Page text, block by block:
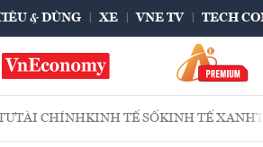
& DÙNG XE VNE TV TECH
TÀI CHÍNHKINH TẾ SỐKINH TẾ XANH